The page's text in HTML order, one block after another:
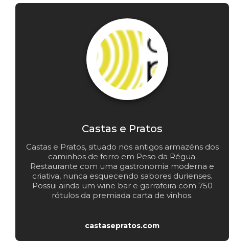
Castas e Pratos
Castas e Pratos, situado nos antigos armazéns dos
caminhos de ferro em Peso da Régua.
Restaurante com uma gastronomia moderna e
criativa, nunca esquecendo sabores durienses.
Possui ainda um wine bar e garrafeira com 750
rótulos da premiada carta de vinhos.
castasepratos.com